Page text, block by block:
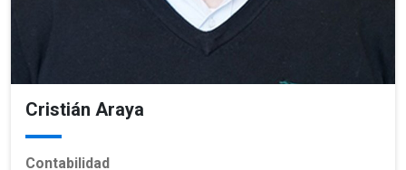
Cristián Araya
Contabilidad